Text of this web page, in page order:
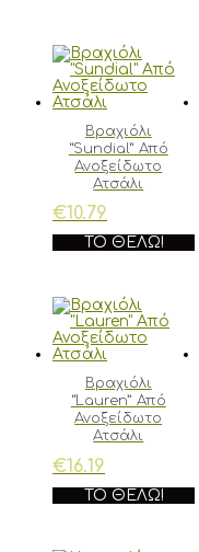
Βραχιόλι
“Sundial” Από
Ανοξείδωτο
Ατσάλι
€10.79
ΤΟ ΘΈΛΩ!
Βραχιόλι
“Lauren” Από
Ανοξείδωτο
Ατσάλι
€16.19
ΤΟ ΘΈΛΩ!